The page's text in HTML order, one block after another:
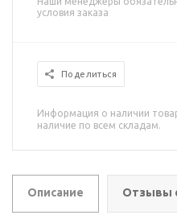
условия заказа
Поделиться
Информация о наличии
наличие по всем складам.
Описание Отзывы